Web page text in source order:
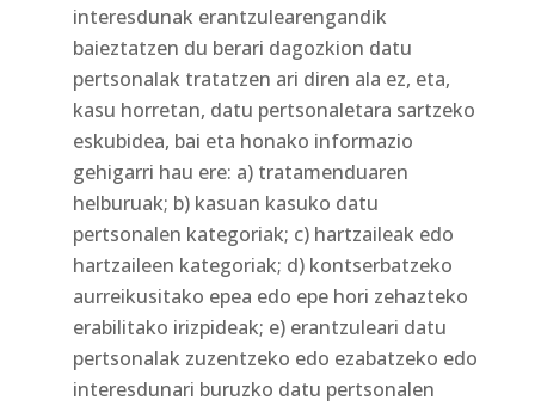
interesdunak erantzulearengandik
baieztatzen du berari dagozkion datu
pertsonalak tratatzen ari diren ala ez, eta,
kasu horretan, datu pertsonaletara sartzeko
eskubidea, bai eta honako informazio
gehigarri hau ere: a) tratamenduaren
helburuak; b) kasuan kasuko datu
pertsonalen kategoriak; c) hartzaileak edo
hartzaileen kategoriak; d) kontserbatzeko
aurreikusitako epea edo epe hori zehazteko
erabilitako irizpideak; e) erantzuleari datu
pertsonalak zuzentzeko edo ezabatzeko edo
interesdunari buruzko datu pertsonalen